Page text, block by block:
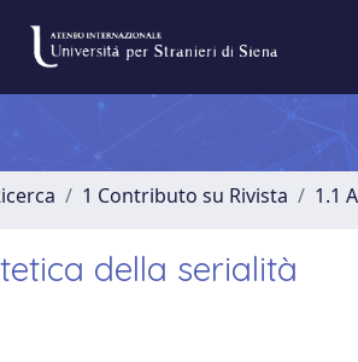
1 Contributo su Rivista 1.1
della serialità